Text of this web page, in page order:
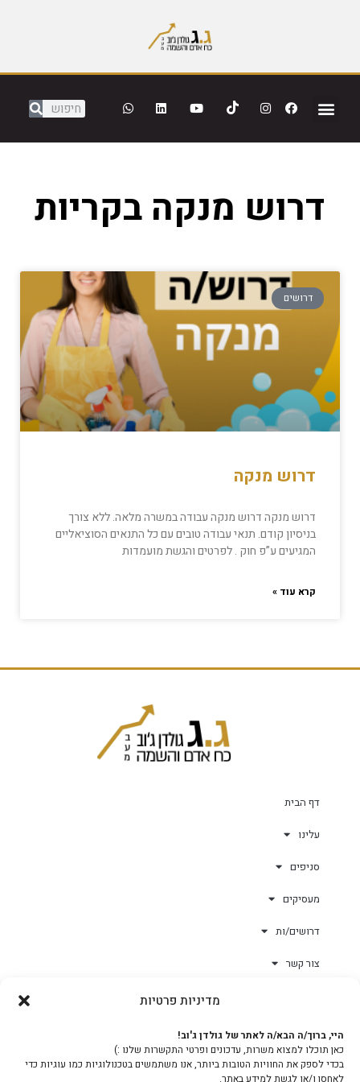
מדיניות פרטיות
היי, ברוך/ה הבא/ה לאתר של גולדן ג'וב!
כאן תוכלו למצוא משרות, עדכונים ופרטי התקשרות שלנו :)
בכדי לספק את החוויות הטובות ביותר, אנו משתמשים בטכנולוגיות כמו עוגיות כדי
לאחסן ו/או לגשת למידע באתר.
דרוש מנקה בקריות
דרושים
דרוש מנקה
דרוש מנקה דרוש מנקה עבודה במשרה מלאה. ללא צורך
בניסיון קודם. תנאי עבודה טובים עם כל התנאים הסוציאליים
המגיעים ע”פ חוק . לפרטים והגשת מועמדות
קרא עוד »
דף הבית
עלינו
סניפים
מעסיקים
דרושים/ות
צור קשר
צוות